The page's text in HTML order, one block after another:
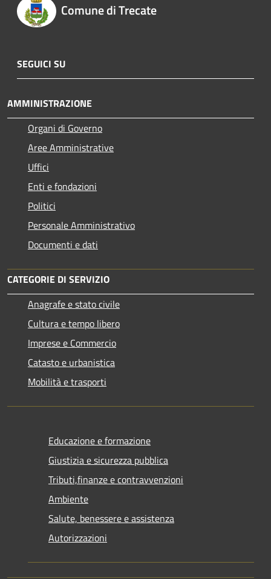
Comune di Trecate
SEGUICI SU
AMMINISTRAZIONE
Organi di Governo
Aree Amministrative
Uffici
Enti e fondazioni
Politici
Personale Amministrativo
Documenti e dati
CATEGORIE DI SERVIZIO
Anagrafe e stato civile
Cultura e tempo libero
Imprese e Commercio
Catasto e urbanistica
Mobilità e trasporti
Educazione e formazione
Giustizia e sicurezza pubblica
Tributi,finanze e contravvenzioni
Ambiente
Salute, benessere e assistenza
Autorizzazioni